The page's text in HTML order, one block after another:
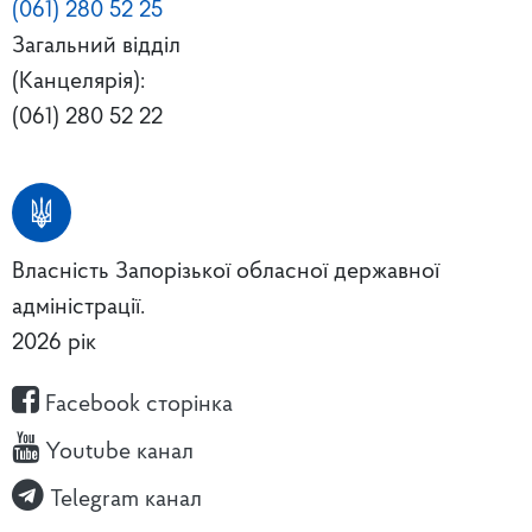
(061) 280 52 25
Загальний відділ
(Канцелярія):
(061) 280 52 22
Власність Запорізької обласної державної
адміністрації.
2026 рік
Facebook сторінка
Youtube канал
Telegram канал